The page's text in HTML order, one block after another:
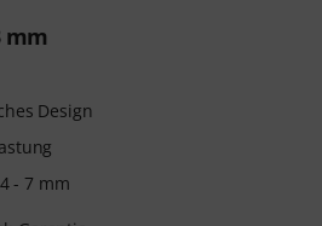
mm
Design
- 7 mm